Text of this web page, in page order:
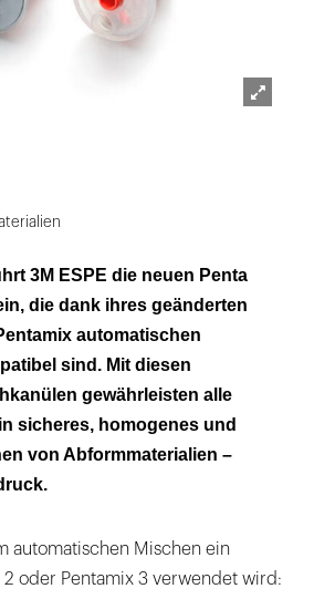
3M ESPE die neuen Penta
die dank ihres geänderten
automatischen
sind. Mit diesen
gewährleisten alle
sicheres, homogenes und
von Abformmaterialien –
automatischen Mischen ein
2 oder Pentamix 3 verwendet wird: